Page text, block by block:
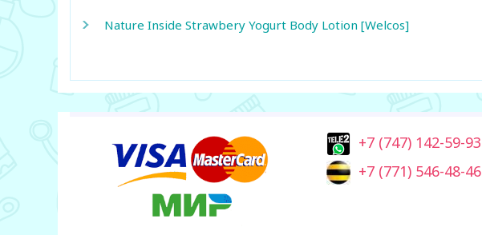
Nature Inside Strawbery Yogurt Body Lotion [Welcos]
+7 (747) 142-59-93
+7 (771) 546-48-46